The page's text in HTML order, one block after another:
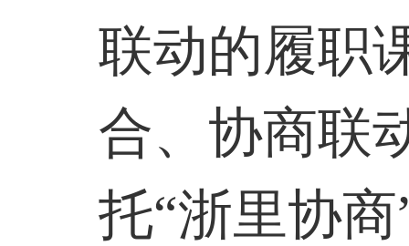
联动的履职
合、协商联
托“浙里协